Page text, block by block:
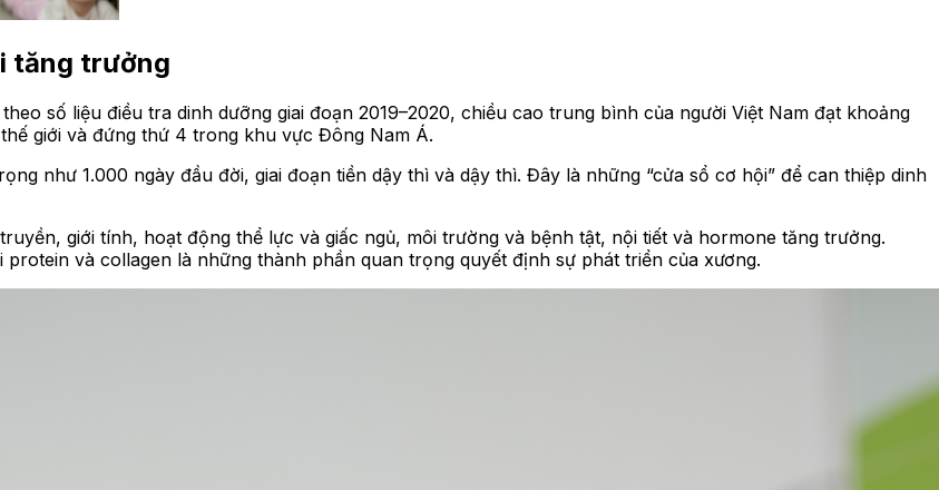
tăng trưởng
số liệu điều tra dinh dưỡng giai đoạn 2019–2020, chiều cao trung bình của người Việt Nam đạt khoảng
giới và đứng thứ 4 trong khu vực Đông Nam Á.
như 1.000 ngày đầu đời, giai đoạn tiền dậy thì và dậy thì. Đây là những “cửa sổ cơ hội” để can thiệp dinh
giới tính, hoạt động thể lực và giấc ngủ, môi trường và bệnh tật, nội tiết và hormone tăng trưởng.
và collagen là những thành phần quan trọng quyết định sự phát triển của xương.